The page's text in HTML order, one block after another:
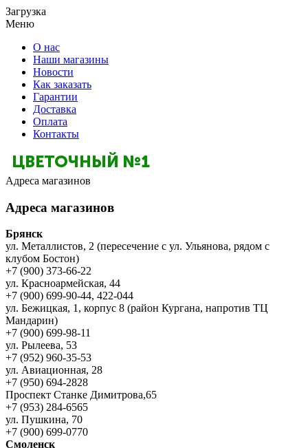
Загрузка
Меню
О нас
Наши магазины
Новости
Как заказать
Гарантии
Доставка
Оплата
Контакты
Адреса магазинов
Адреса магазинов
Брянск
ул. Металлистов, 2 (пересечение с ул. Ульянова, рядом с
клубом Бостон)
+7 (900) 373-66-22
ул. Красноармейская, 44
+7 (900) 699-90-44, 422-044
ул. Бежицкая, 1, корпус 8 (район Кургана, напротив ТЦ
Мандарин)
+7 (900) 699-98-11
ул. Рылеева, 53
+7 (952) 960-35-53
ул. Авиационная, 28
+7 (950) 694-2828
Проспект Станке Димитрова,65
+7 (953) 284-6565
ул. Пушкина, 70
+7 (900) 699-0770
Смоленск